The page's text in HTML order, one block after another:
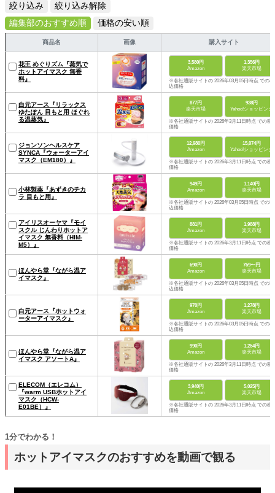
絞り込み
絞り込み解除
編集部のおすすめ順
価格の安い順
商品名 画像 購入サイト
花王 めぐりズム『蒸気で
ホットアイマスク 無香
料』
3,580円
Amazon
1,356円
楽天市場
※各社通販サイトの 2026年03月05日時点 での税
込価格
白元アース『リラックス
ゆたぽん 目もと用 ほぐれ
る温蒸気』
877円
楽天市場
938円
Yahoo!ショッピング
※各社通販サイトの 2026年3月11日時点 での税
価格
ジョンソンヘルスケア
SYNCA『ウォーターアイ
マスク（EM180）』
12,980円
Amazon
15,074円
Yahoo!ショッピング
※各社通販サイトの 2026年3月11日時点 での税
価格
小林製薬『あずきのチカ
ラ 目もと用』
949円
Amazon
1,140円
楽天市場
※各社通販サイトの 2026年03月05日時点 での税
込価格
アイリスオーヤマ『モイ
スクル じんわりホットア
イマスク 無香料（HIM-
M5）』
881円
Amazon
1,988円
楽天市場
※各社通販サイトの 2026年3月11日時点 での税
価格
ほんやら堂『ながら温ア
イマスク』
690円
Amazon
759〜円
楽天市場
※各社通販サイトの 2026年03月05日時点 での税
込価格
白元アース『ホットウォ
ーターアイマスク』
970円
Amazon
1,278円
楽天市場
※各社通販サイトの 2026年03月05日時点 での税
込価格
ほんやら堂『ながら温ア
イマスク アソートA』
990円
Amazon
1,254円
楽天市場
※各社通販サイトの 2026年3月11日時点 での税
価格
ELECOM（エレコム）
『warm USBホットアイ
マスク（HCW-
E01BE）』
3,940円
Amazon
5,025円
楽天市場
※各社通販サイトの 2026年3月11日時点 での税
価格
ホットアイマスクのおすすめを動画で観る
1分でわかる！